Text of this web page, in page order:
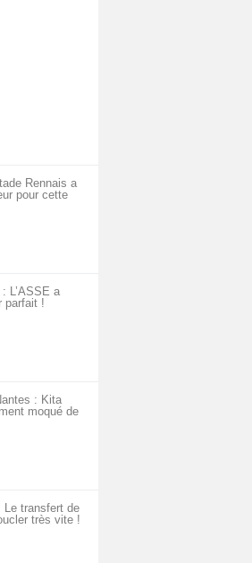
Rennais a
pour cette
L’ASSE a
parfait !
: Kita
moqué de
Le transfert de
très vite !